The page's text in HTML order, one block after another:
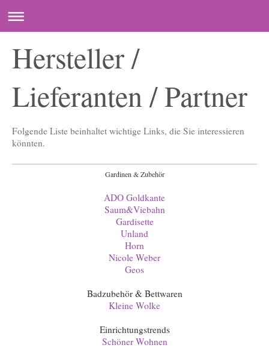
Hersteller /
Lieferanten / Partner
Folgende Liste beinhaltet wichtige Links, die Sie interessieren
könnten.
Gardinen & Zubehör
ADO Goldkante
Saum&Viebahn
Gardisette
Unland
Horn
Nicole Weber
Geos
Badzubehör & Bettwaren
Kleine Wolke
Einrichtungstrends
Schöner Wohnen